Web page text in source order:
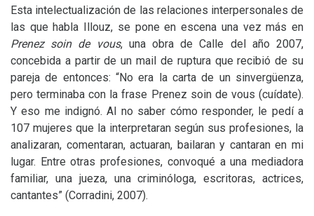
Esta intelectualización de las relaciones interpersonales de
las que habla Illouz, se pone en escena una vez más en
Prenez soin de vous, una obra de Calle del año 2007,
concebida a partir de un mail de ruptura que recibió de su
pareja de entonces: “No era la carta de un sinvergüenza,
pero terminaba con la frase Prenez soin de vous (cuídate).
Y eso me indignó. Al no saber cómo responder, le pedí a
107 mujeres que la interpretaran según sus profesiones, la
analizaran, comentaran, actuaran, bailaran y cantaran en mi
lugar. Entre otras profesiones, convoqué a una mediadora
familiar, una jueza, una criminóloga, escritoras, actrices,
cantantes” (Corradini, 2007).